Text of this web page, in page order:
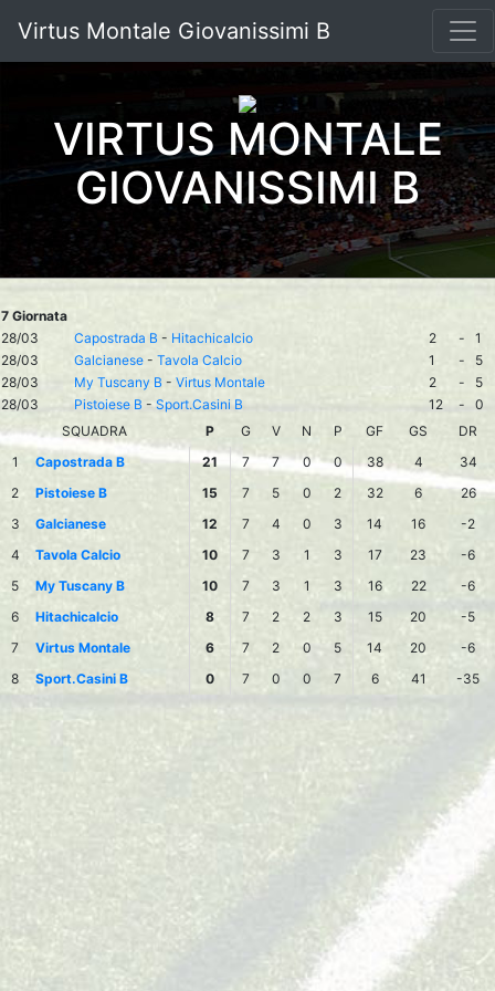
Virtus Montale Giovanissimi B
VIRTUS MONTALE
GIOVANISSIMI B
7 Giornata
28/03
Capostrada B - Hitachicalcio 2 -
1
28/03
Galcianese - Tavola Calcio 1 -
5
28/03
My Tuscany B - Virtus Montale 2 -
5
28/03
Pistoiese B - Sport.Casini B 12 -
0
SQUADRA
P G V N P GF GS
DR
1
Capostrada B 21 7 7 0 0 38 4
34
2
Pistoiese B 15 7 5 0 2 32 6
26
3
Galcianese 12 7 4 0 3 14 16
-2
4
Tavola Calcio 10 7 3 1 3 17 23
-6
5
My Tuscany B 10 7 3 1 3 16 22
-6
6
Hitachicalcio 8 7 2 2 3 15 20
-5
7
Virtus Montale 6 7 2 0 5 14 20
-6
8
Sport.Casini B 0 7 0 0 7 6 41 -35